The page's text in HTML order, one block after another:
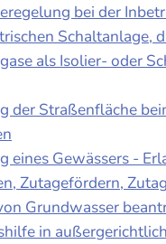
bei der
Schaltanlage,
als Isolier- oder
der Straßenfläche
eines Gewässers -
Zutagefördern,
Grundwasser
in